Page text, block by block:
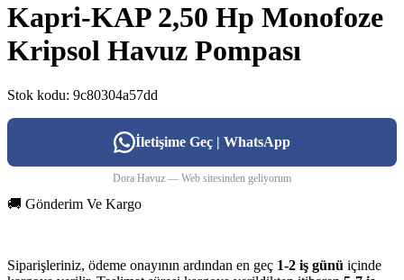
Kapri-KAP 2,50 Hp Monofoze
Kripsol Havuz Pompası
Stok kodu: 9c80304a57dd
İletişime Geç | WhatsApp
Dora Havuz — Web sitesinden geliyorum
🚚 Gönderim Ve Kargo
Siparişleriniz, ödeme onayının ardından en geç 1-2 iş günü içinde